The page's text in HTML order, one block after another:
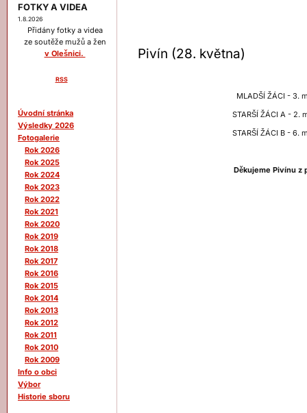
FOTKY A VIDEA
1.8.2026
Přidány fotky a videa
ze soutěže mužů a žen
v Olešnici.
RSS
Úvodní stránka
Výsledky 2026
Fotogalerie
Rok 2026
Rok 2025
Rok 2024
Rok 2023
Rok 2022
Rok 2021
Rok 2020
Rok 2019
Rok 2018
Rok 2017
Rok 2016
Rok 2015
Rok 2014
Rok 2013
Rok 2012
Rok 2011
Rok 2010
Rok 2009
Info o obci
Výbor
Historie sboru
Pivín (28. května)
MLADŠÍ ŽÁCI - 3.
STARŠÍ ŽÁCI A - 2.
STARŠÍ ŽÁCI B - 6.
Děkujeme Pivínu z